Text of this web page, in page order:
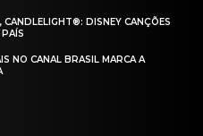
CANDLELIGHT®: DISNEY CANÇÕES
NO CANAL BRASIL MARCA A